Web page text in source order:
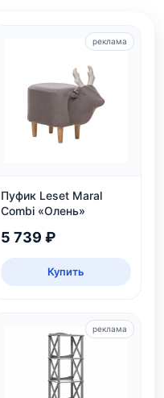
Пуфик Leset Maral
Combi «Олень»
5 739 ₽
Купить
реклама
реклама